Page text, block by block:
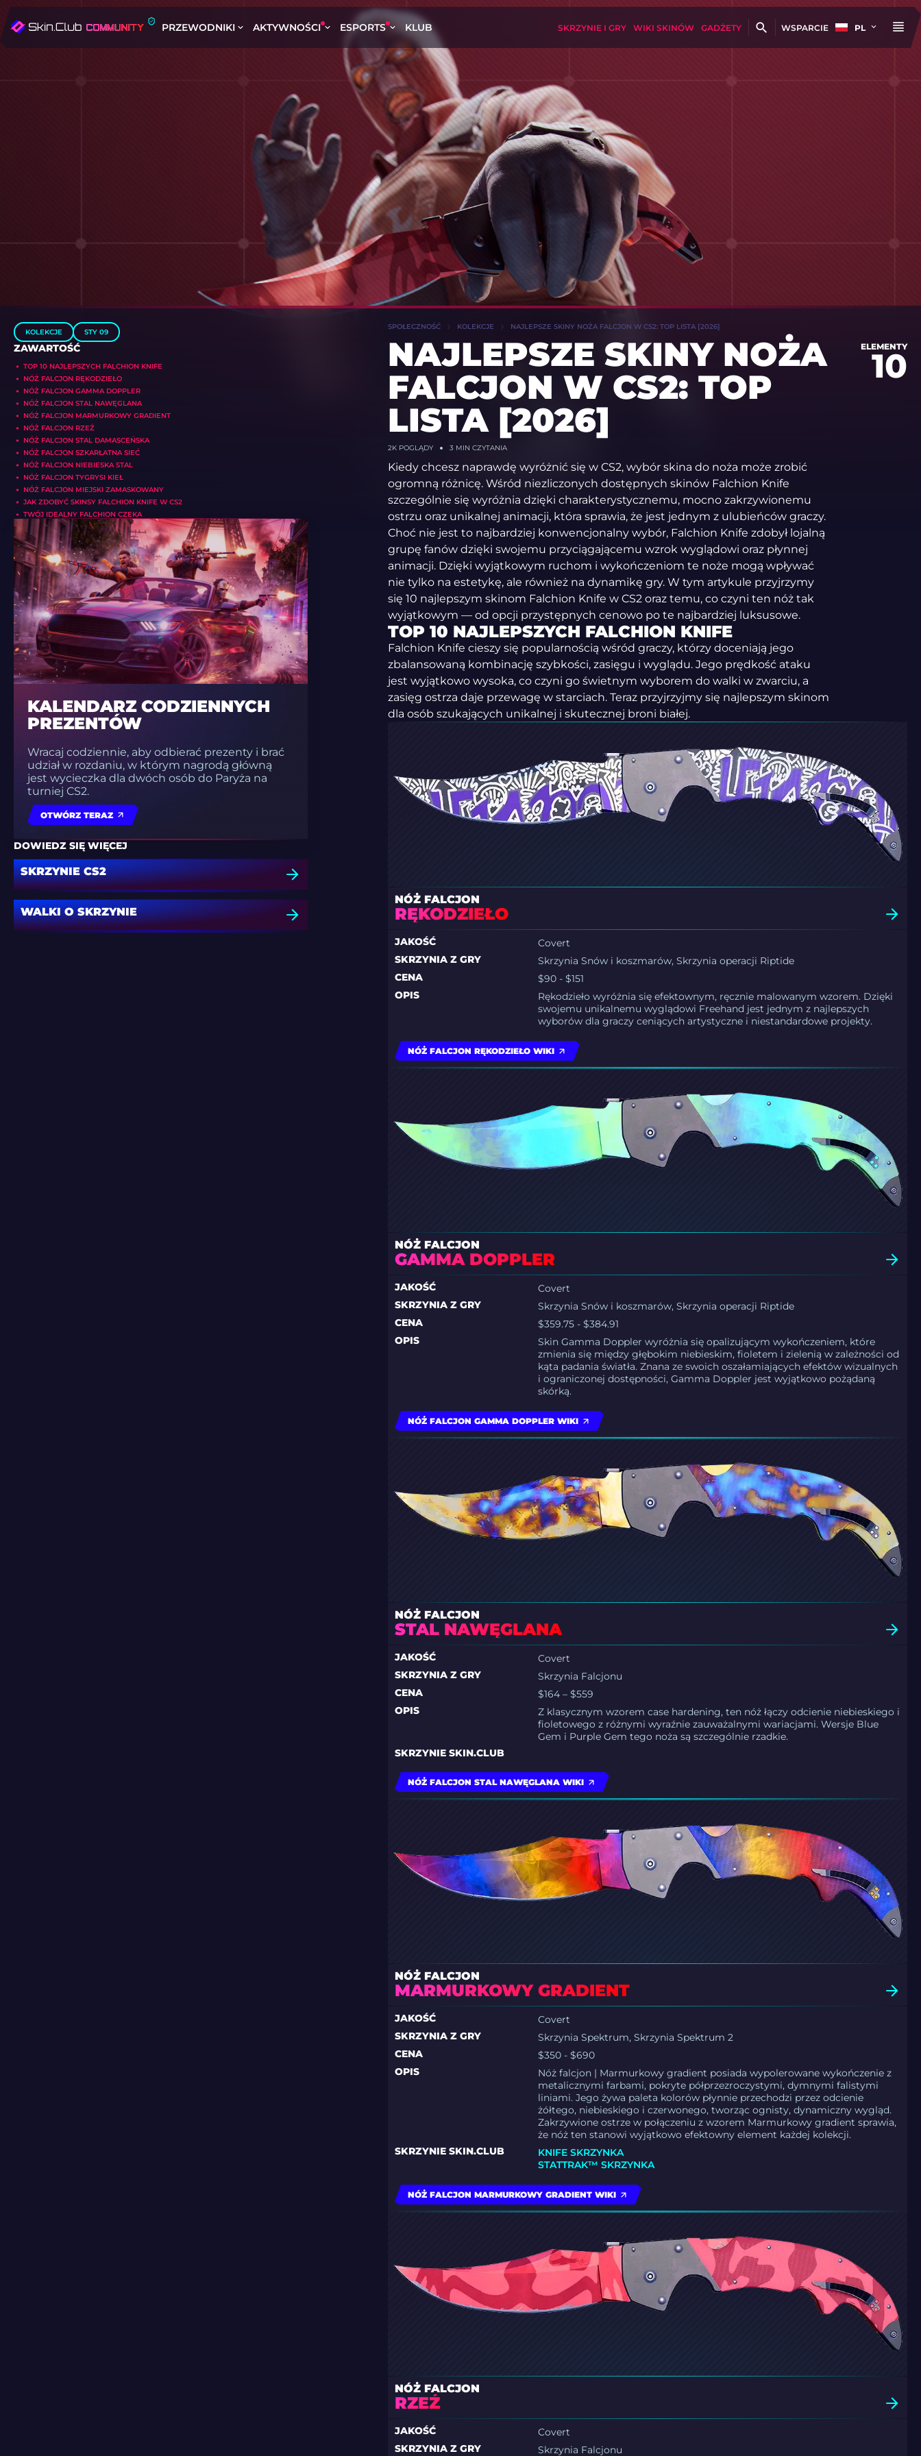
PRZEWODNIKI AKTYWNOŚCI ESPORTS KLUB SKRZYNIE I GRY WIKI SKINÓW GADŻETY WSPARCIE PL
KOLEKCJE STY 09
ZAWARTOŚĆ
TOP 10 NAJLEPSZYCH FALCHION KNIFE
NÓŻ FALCJON RĘKODZIEŁO
NÓŻ FALCJON GAMMA DOPPLER
NÓŻ FALCJON STAL NAWĘGLANA
NÓŻ FALCJON MARMURKOWY GRADIENT
NÓŻ FALCJON RZEŹ
NÓŻ FALCJON STAL DAMASCEŃSKA
NÓŻ FALCJON SZKARŁATNA SIEĆ
NÓŻ FALCJON NIEBIESKA STAL
NÓŻ FALCJON TYGRYSI KIEŁ
NÓŻ FALCJON MIEJSKI ZAMASKOWANY
JAK ZDOBYĆ SKINSY FALCHION KNIFE W CS2
TWÓJ IDEALNY FALCHION CZEKA
KALENDARZ CODZIENNYCH
PREZENTÓW
Wracaj codziennie, aby odbierać prezenty i brać
udział w rozdaniu, w którym nagrodą główną
jest wycieczka dla dwóch osób do Paryża na
turniej CS2.
OTWÓRZ TERAZ
DOWIEDZ SIĘ WIĘCEJ
SKRZYNIE CS2
WALKI O SKRZYNIE
SPOŁECZNOŚĆ KOLEKCJE NAJLEPSZE SKINY NOŻA FALCJON W CS2: TOP LISTA [2026]
NAJLEPSZE SKINY NOŻA
FALCJON W CS2: TOP
LISTA [2026]
ELEMENTY
10
2KPOGLĄDY 3 MIN CZYTANIA
Kiedy chcesz naprawdę wyróżnić się w CS2, wybór skina do noża może zrobić
ogromną różnicę. Wśród niezliczonych dostępnych skinów Falchion Knife
szczególnie się wyróżnia dzięki charakterystycznemu, mocno zakrzywionemu
ostrzu oraz unikalnej animacji, która sprawia, że jest jednym z ulubieńców graczy.
Choć nie jest to najbardziej konwencjonalny wybór, Falchion Knife zdobył lojalną
grupę fanów dzięki swojemu przyciągającemu wzrok wyglądowi oraz płynnej
animacji. Dzięki wyjątkowym ruchom i wykończeniom te noże mogą wpływać
nie tylko na estetykę, ale również na dynamikę gry. W tym artykule przyjrzymy
się 10 najlepszym skinom Falchion Knife w CS2 oraz temu, co czyni ten nóż tak
wyjątkowym — od opcji przystępnych cenowo po te najbardziej luksusowe.
TOP 10 NAJLEPSZYCH FALCHION KNIFE
Falchion Knife cieszy się popularnością wśród graczy, którzy doceniają jego
zbalansowaną kombinację szybkości, zasięgu i wyglądu. Jego prędkość ataku
jest wyjątkowo wysoka, co czyni go świetnym wyborem do walki w zwarciu, a
zasięg ostrza daje przewagę w starciach. Teraz przyjrzyjmy się najlepszym skinom
dla osób szukających unikalnej i skutecznej broni białej.
NÓŻ FALCJON
RĘKODZIEŁO
JAKOŚĆ
Covert
SKRZYNIA Z GRY
Skrzynia Snów i koszmarów, Skrzynia operacji Riptide
CENA
$90 - $151
OPIS
Rękodzieło wyróżnia się efektownym, ręcznie malowanym wzorem. Dzięki
swojemu unikalnemu wyglądowi Freehand jest jednym z najlepszych
wyborów dla graczy ceniących artystyczne i niestandardowe projekty.
NÓŻ FALCJON RĘKODZIEŁO WIKI
NÓŻ FALCJON
GAMMA DOPPLER
JAKOŚĆ
Covert
SKRZYNIA Z GRY
Skrzynia Snów i koszmarów, Skrzynia operacji Riptide
CENA
$359.75 - $384.91
OPIS
Skin Gamma Doppler wyróżnia się opalizującym wykończeniem, które
zmienia się między głębokim niebieskim, fioletem i zielenią w zależności od
kąta padania światła. Znana ze swoich oszałamiających efektów wizualnych
i ograniczonej dostępności, Gamma Doppler jest wyjątkowo pożądaną
skórką.
NÓŻ FALCJON GAMMA DOPPLER WIKI
NÓŻ FALCJON
STAL NAWĘGLANA
JAKOŚĆ
Covert
SKRZYNIA Z GRY
Skrzynia Falcjonu
CENA
$164 – $559
OPIS
Z klasycznym wzorem case hardening, ten nóż łączy odcienie niebieskiego i
fioletowego z różnymi wyraźnie zauważalnymi wariacjami. Wersje Blue
Gem i Purple Gem tego noża są szczególnie rzadkie.
SKRZYNIE SKIN.CLUB
NÓŻ FALCJON STAL NAWĘGLANA WIKI
NÓŻ FALCJON
MARMURKOWY GRADIENT
JAKOŚĆ
Covert
SKRZYNIA Z GRY
Skrzynia Spektrum, Skrzynia Spektrum 2
CENA
$350 - $690
OPIS
Nóż falcjon | Marmurkowy gradient posiada wypolerowane wykończenie z
metalicznymi farbami, pokryte półprzezroczystymi, dymnymi falistymi
liniami. Jego żywa paleta kolorów płynnie przechodzi przez odcienie
żółtego, niebieskiego i czerwonego, tworząc ognisty, dynamiczny wygląd.
Zakrzywione ostrze w połączeniu z wzorem Marmurkowy gradient sprawia,
że nóż ten stanowi wyjątkowo efektowny element każdej kolekcji.
SKRZYNIE SKIN.CLUB
KNIFE SKRZYNKA
STATTRAK™ SKRZYNKA
NÓŻ FALCJON MARMURKOWY GRADIENT WIKI
NÓŻ FALCJON
RZEŹ
JAKOŚĆ
Covert
SKRZYNIA Z GRY
Skrzynia Falcjonu